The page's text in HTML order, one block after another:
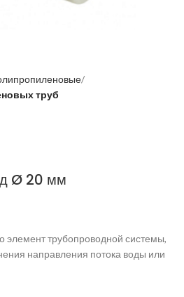
труб
Ø 20 мм
элемент трубопроводной системы,
направления потока воды или